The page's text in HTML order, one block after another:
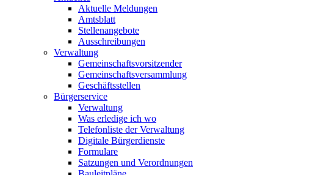
Aktuelle Meldungen
Amtsblatt
Stellenangebote
Ausschreibungen
Verwaltung
Gemeinschaftsvorsitzender
Gemeinschaftsversammlung
Geschäftsstellen
Bürgerservice
Verwaltung
Was erledige ich wo
Telefonliste der Verwaltung
Digitale Bürgerdienste
Formulare
Satzungen und Verordnungen